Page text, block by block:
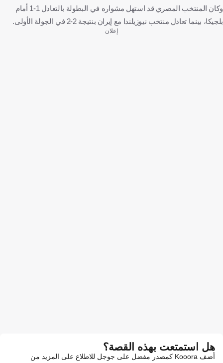
وكان المنتخب المصري قد استهل مشواره في البطولة بالتعادل 1-1 أمام
بلجيكا، بينما تعادل منتخب نيوزيلندا مع إيران بنتيجة 2-2 في الجولة الأولى.
إعلان
هل استمتعت بهذه القصة؟
أضف Kooora كمصدر مفضل على جوجل للاطلاع على المزيد من